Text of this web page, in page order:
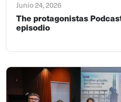
Junio 24, 2026
The protagonistas
episodio